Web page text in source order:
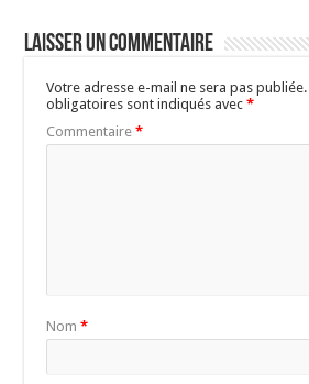
Laisser un commentaire
Votre adresse e-mail ne sera pas publiée.
obligatoires sont indiqués avec*
Commentaire*
Nom*